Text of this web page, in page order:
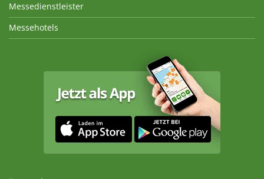
Messedienstleister
Messehotels